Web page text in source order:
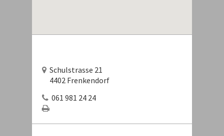
Schulstrasse 21
4402 Frenkendorf
061 981 24 24